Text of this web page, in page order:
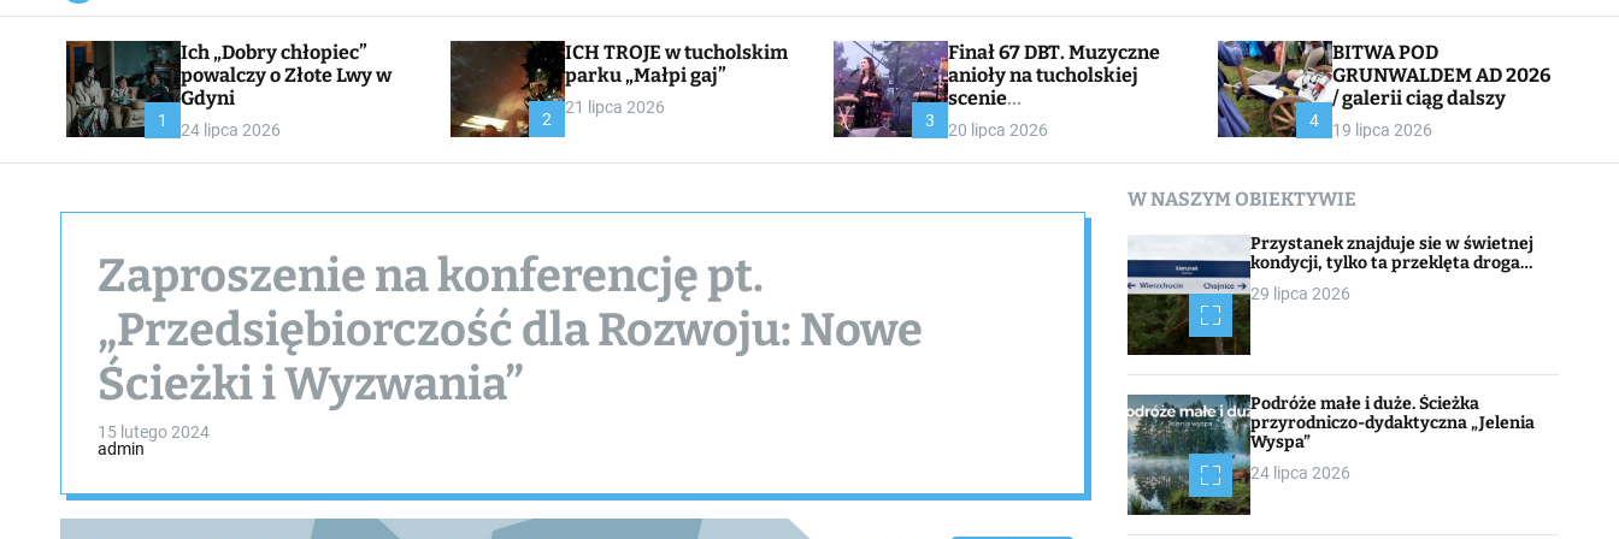
a
a
s
W
i
t
l
c
1
Ich „Dobry chłopiec”
powalczy o Złote Lwy w
Gdyni
24 lipca 2026
2
ICH TROJE w tucholskim
parku „Małpi gaj”
21 lipca 2026
3
Finał 67 DBT. Muzyczne
anioły na tucholskiej
scenie
CHOJNACKA//CHOJNACK
I
20 lipca 2026 4
BITWA POD
GRUNWALDEM AD 2026
/ galerii ciąg dalszy
19 lipca 2026
Zaproszenie na konferencję pt.
„Przedsiębiorczość dla Rozwoju: Nowe
Ścieżki i Wyzwania”
15 lutego 2024
admin
W NASZYM OBIEKTYWIE
Przystanek znajduje sie w świetnej
kondycji, tylko ta przeklęta droga…
29 lipca 2026
Podróże małe i duże. Ścieżka
przyrodniczo-dydaktyczna „Jelenia
Wyspa”
24 lipca 2026